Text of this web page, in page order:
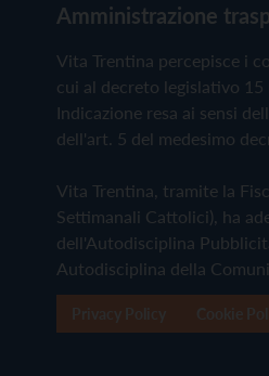
Amministrazione
Vita Trentina percepisce i
cui al decreto legislativo 15
Indicazione resa ai sensi
dell'art. 5 del medesimo
Vita Trentina, tramite la
Settimanali Cattolici), ha
dell'Autodisciplina
Autodisciplina della